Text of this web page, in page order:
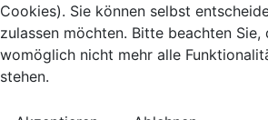
Cookies). Sie können selbst
zulassen möchten. Bitte beachten
womöglich nicht mehr alle
stehen.